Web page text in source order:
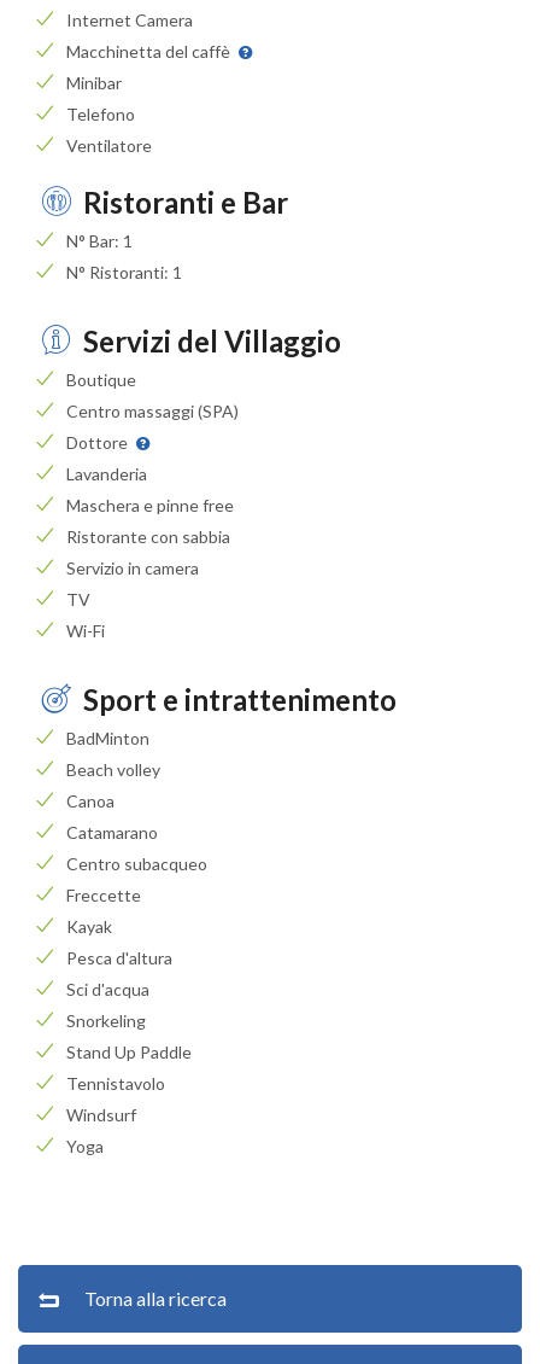
Internet Camera
Macchinetta del caffè
Minibar
Telefono
Ventilatore
Ristoranti e Bar
N° Bar: 1
N° Ristoranti: 1
Servizi del Villaggio
Boutique
Centro massaggi (SPA)
Dottore
Lavanderia
Maschera e pinne free
Ristorante con sabbia
Servizio in camera
TV
Wi-Fi
Sport e intrattenimento
BadMinton
Beach volley
Canoa
Catamarano
Centro subacqueo
Freccette
Kayak
Pesca d'altura
Sci d'acqua
Snorkeling
Stand Up Paddle
Tennistavolo
Windsurf
Yoga
Torna alla ricerca